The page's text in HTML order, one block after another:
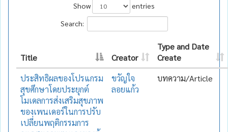
Show
entries
Search:
Title Creator
Type and Date
Create
ประสิทธิผลของโปรแกรม
สุขศึกษาโดยประยุกต์
โมเดลการส่งเสริมสุขภาพ
ของเพนเดอร์ในการปรับ
เปลี่ยนพฤติกรรมการ
ขวัญใจ
ลอยแก้ว
บทความ/Article